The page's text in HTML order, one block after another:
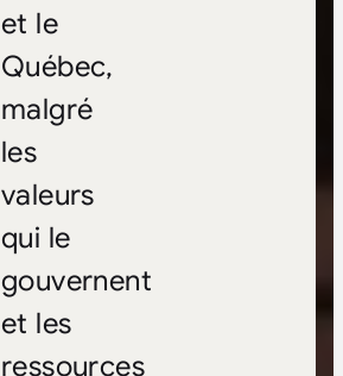
et le
Québec,
malgré
les
valeurs
qui le
gouvernent
et les
ressources